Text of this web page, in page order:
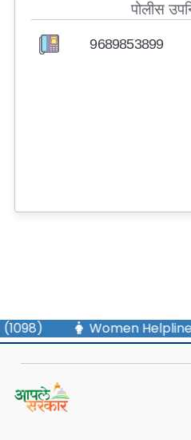
ई-दरबार
BDDS /
पोलीस बिनतारी
पोलीस
9689853899
(1098) Women